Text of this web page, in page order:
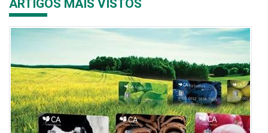
ARTIGOS MAIS VISTOS